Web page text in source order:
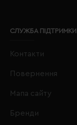
СЛУЖБА ПІДТРИМКИ
Контакти
Повернення
Мапа сайту
Бренди